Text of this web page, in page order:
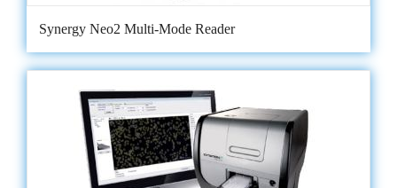
Synergy Neo2 Multi-Mode Reader